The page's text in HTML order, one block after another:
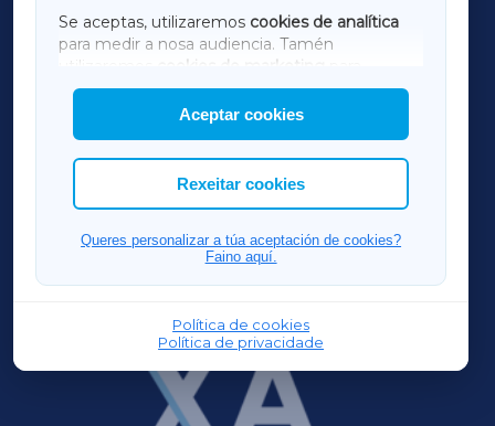
Se aceptas, utilizaremos cookies de analítica
para medir a nosa audiencia. Tamén
utilizaremos
cookies de marketing
mostrar publicidade de terceiros.
Así mesmo, podes personalizar a elección das
cookies que desexas permitir.
Aceptar cookies
Rexeitar cookies
Queres personalizar a túa aceptación de cookies?
Faino aquí.
Política de cookies
Política de privacidade
AMARIÑAXA
RIBEIRASACRAXA
ACORUÑAXA
FERROLXA
OURENSEXA